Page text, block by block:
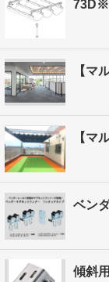
【マ
【マ
傾斜